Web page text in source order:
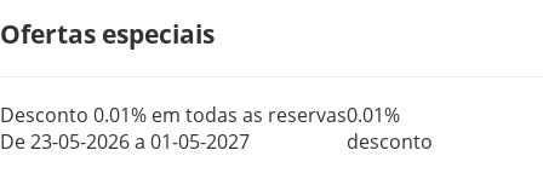
Ofertas especiais
Desconto 0.01% em todas as reservas
De 23-05-2026 a 01-05-2027
0.01%
desconto